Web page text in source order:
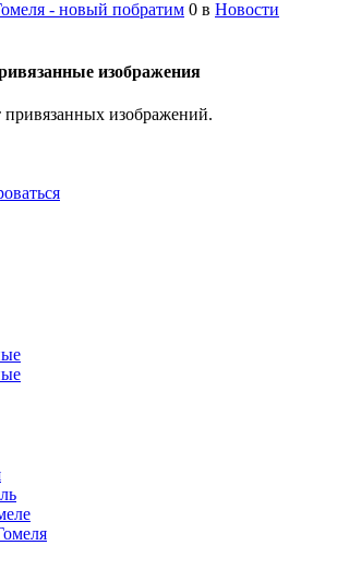
- новый побратим 0 в Новости
изображения
привязанных изображений.